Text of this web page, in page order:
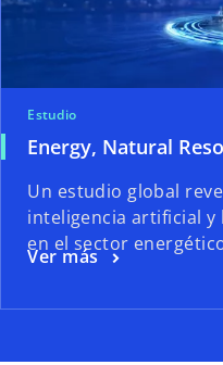
Estudio
Energy, Natural
Un estudio global
inteligencia artificial y
en el sector
Ver más